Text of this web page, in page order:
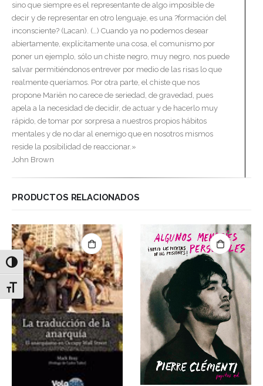
Alternar alto contraste
Alternar tamaño de letra
sino que siempre es el representante de algo imposible de
decir y de representar en otro lenguaje, es una ?formación del
inconsciente? (Lacan). (…) Cuando ya no podemos desear
abiertamente, explícitamente una cosa, el comunismo por
poner un ejemplo, sólo un chiste negro, muy negro, nos puede
salvar permitiéndonos entrever por medio de las risas lo que
realmente queríamos. Por otra parte, el chiste que nos
propone Mariën no carece de seriedad, de gravedad, pues
apela a la necesidad de decidir, de actuar y de hacerlo muy
rápido, de tomar por sorpresa a nuestros propios hábitos
mentales y de no dar al enemigo que en nosotros mismos
reside la posibilidad de reaccionar.»
John Brown
PRODUCTOS RELACIONADOS